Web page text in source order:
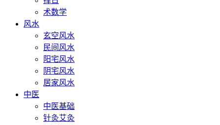
术数学
风水
玄空风水
民间风水
阳宅风水
阴宅风水
居家风水
中医
中医基础
针灸艾灸